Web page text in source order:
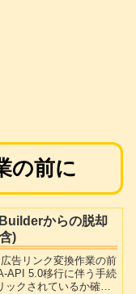
の前に
からの脱却
)
告リンク変換作業の前
API 5.0移行に伴う手続
ックされているか確